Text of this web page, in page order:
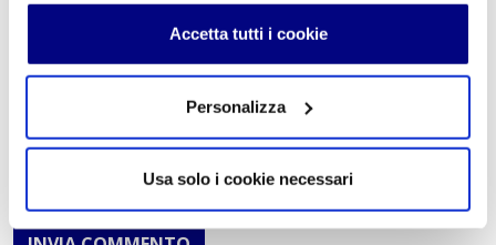
Accetta tutti i cookie
Personalizza
Usa solo i cookie necessari